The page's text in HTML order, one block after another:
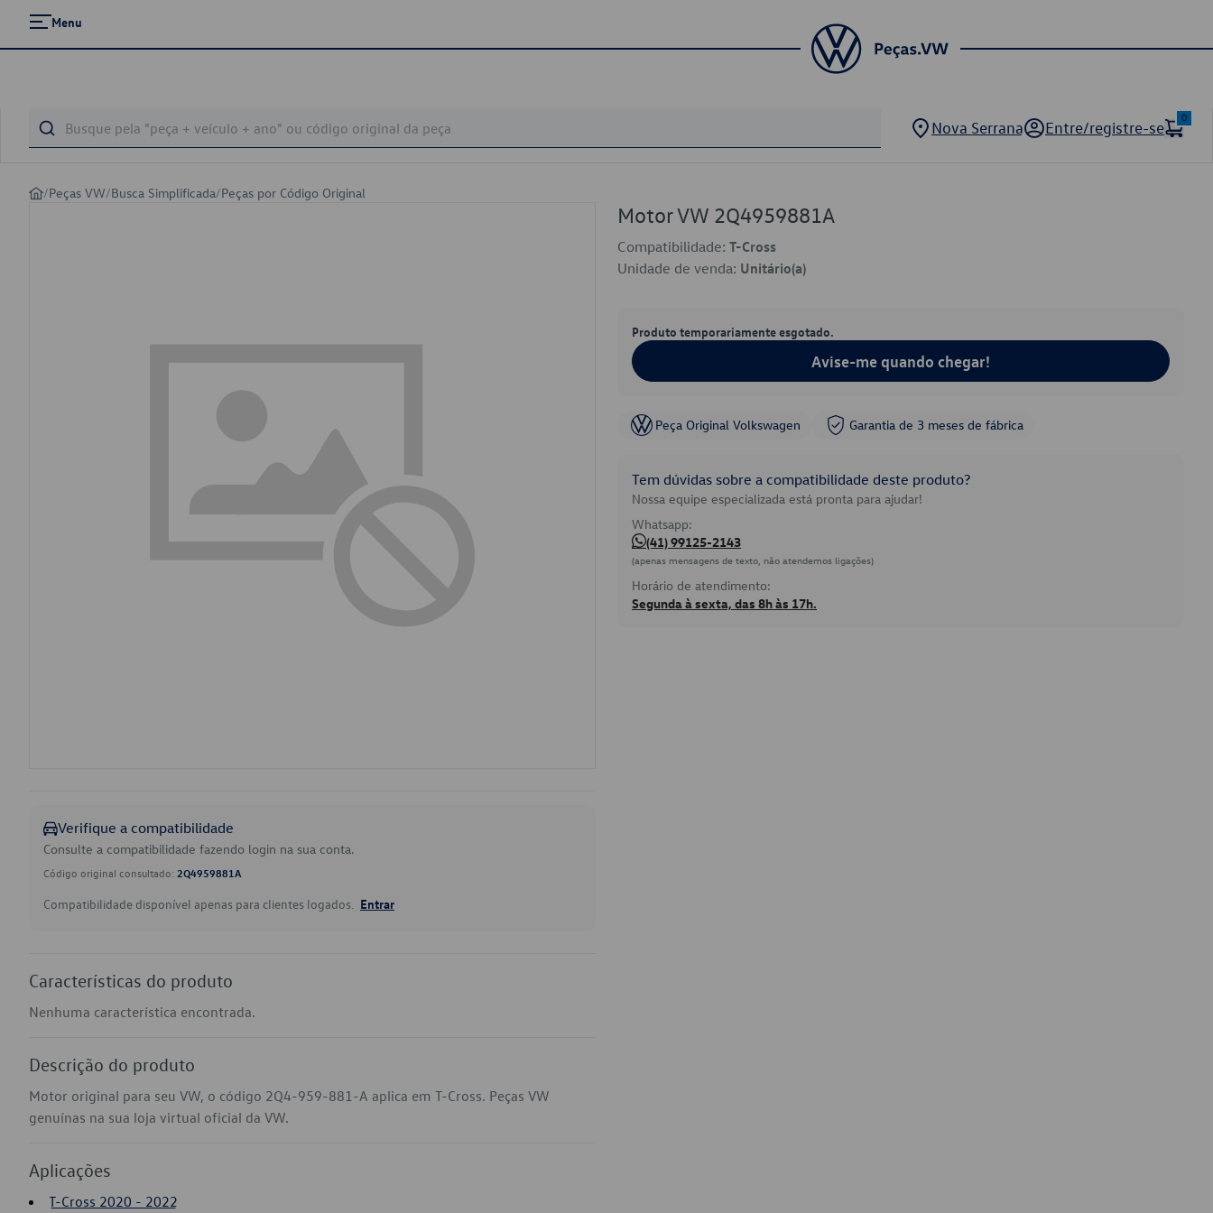
Menu
Nova Serrana Entre/registre-se
0
/Peças VW/Busca Simplificada/Peças por Código Original
Verifique a compatibilidade
Consulte a compatibilidade fazendo login na sua conta.
Código original consultado: 2Q4959881A
Compatibilidade disponível apenas para clientes logados. Entrar
Características do produto
Nenhuma característica encontrada.
Descrição do produto
Motor original para seu VW, o código 2Q4-959-881-A aplica em T-Cross. Peças VW
genuínas na sua loja virtual oficial da VW.
Aplicações
T-Cross 2020 - 2022
Motor VW 2Q4959881A
Compatibilidade: T-Cross
Unidade de venda: Unitário(a)
Produto temporariamente esgotado.
Avise-me quando chegar!
Peça Original Volkswagen Garantia de 3 meses de fábrica
Tem dúvidas sobre a compatibilidade deste produto?
Nossa equipe especializada está pronta para ajudar!
Whatsapp:
(41) 99125-2143
(apenas mensagens de texto, não atendemos ligações)
Horário de atendimento:
Segunda à sexta, das 8h às 17h.